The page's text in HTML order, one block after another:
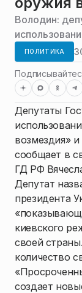
Володин:
ПОЛИТИКА
Депутаты
возмездия»
сообщает в
ГД РФ
Депутат
президента
киевского
своей
количество
создает